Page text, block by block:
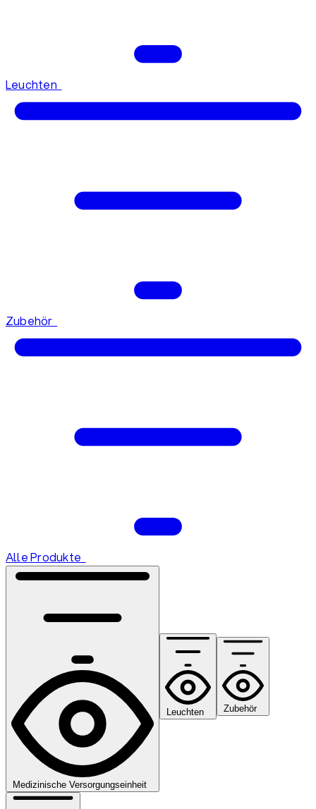
Leuchten
Zubehör
Alle Produkte
Medizinische Versorgungseinheit
Leuchten Zubehör